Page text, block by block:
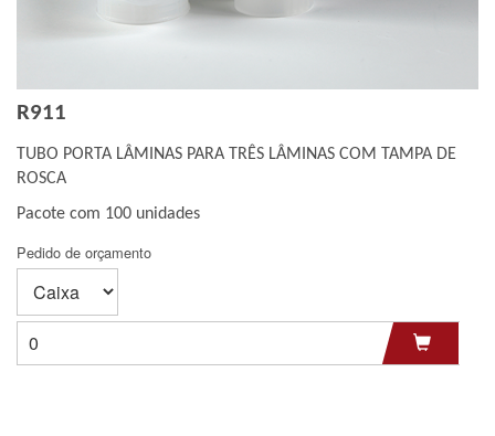
R911
TUBO PORTA LÂMINAS PARA TRÊS LÂMINAS COM TAMPA DE
ROSCA
Pacote com 100 unidades
Pedido de orçamento